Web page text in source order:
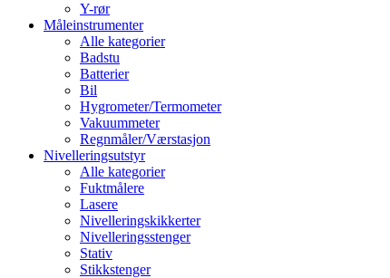
Y-rør
Måleinstrumenter
Alle kategorier
Badstu
Batterier
Bil
Hygrometer/Termometer
Vakuummeter
Regnmåler/Værstasjon
Nivelleringsutstyr
Alle kategorier
Fuktmålere
Lasere
Nivelleringskikkerter
Nivelleringsstenger
Stativ
Stikkstenger